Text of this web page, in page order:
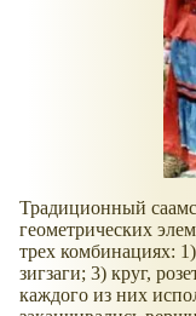
Традиционный
геометрических
трех комбинациях:
зигзаги; 3) круг,
каждого из них